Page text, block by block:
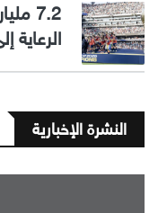
7.2
الرعاية
النشرة الإخبارية